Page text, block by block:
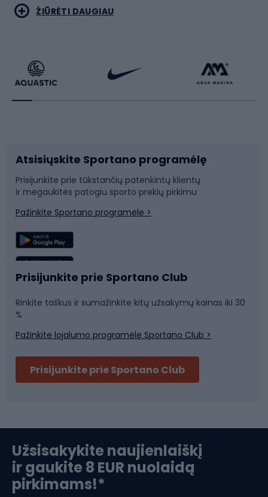
Bėgimas
Dviratininkų apranga
Dviračių dalys
Laipiojimas
Žvejyba
Sportinė medicina
Koviniai sportai
Rakečių sportas
Rogutės ir čiuožynės
Snieglenčių sportas
Plaukimas
Komandinis sportas
Slidinėjimas
Apranga žiemos sportui
ŽIŪRĖTI DAUGIAU
Atsisiųskite Sportano programėlę
Prisijunkite prie tūkstančių patenkintų klientų
ir mėgaukitės patogiu sporto prekių pirkimu
Pažinkite Sportano programėlę >
Prisijunkite prie Sportano Club
Rinkite taškus ir sumažinkite kitų užsakymų kainas iki 30
%
Pažinkite lojalumo programėlę Sportano Club >
Prisijunkite prie Sportano Club
Užsisakykite naujienlaiškį
ir gaukite 8 EUR nuolaidą
pirkimams!*